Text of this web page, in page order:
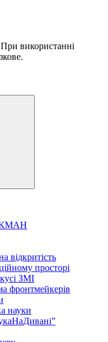
використанні
КМАН
відкритість
просторі
ЗМІ
фронтмейкерів
науки